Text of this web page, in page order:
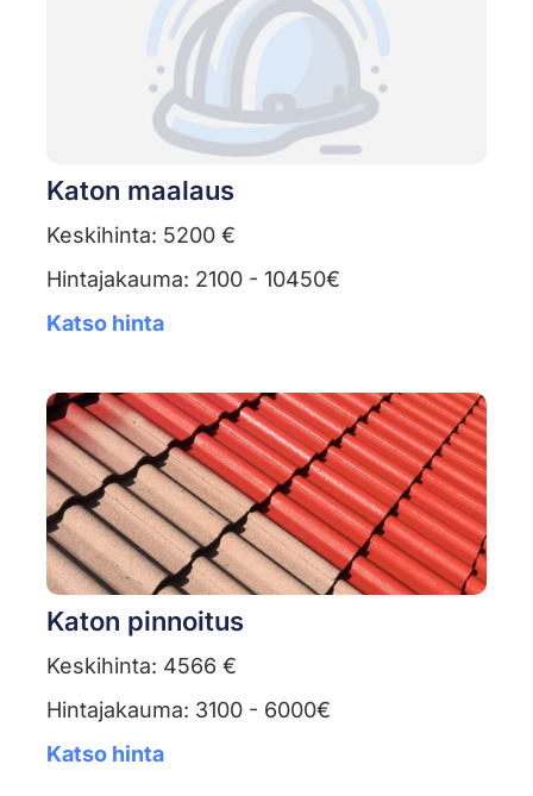
Katon maalaus
Keskihinta: 5200 €
Hintajakauma: 2100 - 10450€
Katso hinta
Katon pinnoitus
Keskihinta: 4566 €
Hintajakauma: 3100 - 6000€
Katso hinta